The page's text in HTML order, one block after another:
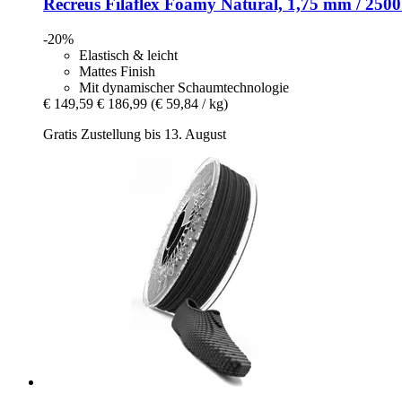
Recreus Filaflex Foamy Natural, 1,75 mm /
-20%
Elastisch & leicht
Mattes Finish
Mit dynamischer Schaumtechnologie
€ 149,59 € 186,99 (€ 59,84 / kg)
Gratis Zustellung bis 13. August